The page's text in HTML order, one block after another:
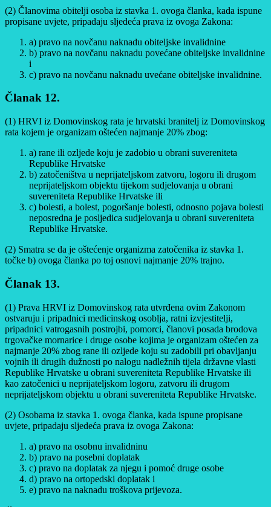
(2) Članovima obitelji osoba iz stavka 1. ovoga članka, kada ispune
propisane uvjete, pripadaju sljedeća prava iz ovoga Zakona:
a) pravo na novčanu naknadu obiteljske invalidnine
b) pravo na novčanu naknadu povećane obiteljske invalidnine
i
c) pravo na novčanu naknadu uvećane obiteljske invalidnine.
Članak 12.
(1) HRVI iz Domovinskog rata je hrvatski branitelj iz Domovinskog
rata kojem je organizam oštećen najmanje 20% zbog:
a) rane ili ozljede koju je zadobio u obrani suvereniteta
Republike Hrvatske
b) zatočeništva u neprijateljskom zatvoru, logoru ili drugom
neprijateljskom objektu tijekom sudjelovanja u obrani
suvereniteta Republike Hrvatske ili
c) bolesti, a bolest, pogoršanje bolesti, odnosno pojava bolesti
neposredna je posljedica sudjelovanja u obrani suvereniteta
Republike Hrvatske.
(2) Smatra se da je oštećenje organizma zatočenika iz stavka 1.
točke b) ovoga članka po toj osnovi najmanje 20% trajno.
Članak 13.
(1) Prava HRVI iz Domovinskog rata utvrđena ovim Zakonom
ostvaruju i pripadnici medicinskog osoblja, ratni izvjestitelji,
pripadnici vatrogasnih postrojbi, pomorci, članovi posada brodova
trgovačke mornarice i druge osobe kojima je organizam oštećen za
najmanje 20% zbog rane ili ozljede koju su zadobili pri obavljanju
vojnih ili drugih dužnosti po nalogu nadležnih tijela državne vlasti
Republike Hrvatske u obrani suvereniteta Republike Hrvatske ili
kao zatočenici u neprijateljskom logoru, zatvoru ili drugom
neprijateljskom objektu u obrani suvereniteta Republike Hrvatske.
(2) Osobama iz stavka 1. ovoga članka, kada ispune propisane
uvjete, pripadaju sljedeća prava iz ovoga Zakona:
a) pravo na osobnu invalidninu
b) pravo na posebni doplatak
c) pravo na doplatak za njegu i pomoć druge osobe
d) pravo na ortopedski doplatak i
e) pravo na naknadu troškova prijevoza.